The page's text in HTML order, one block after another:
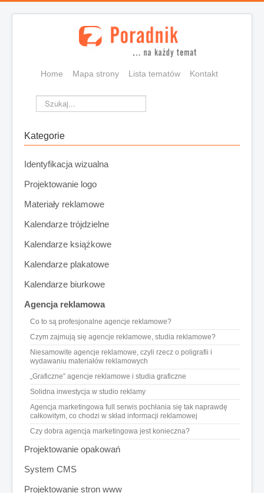
Home Mapa strony Lista tematów Kontakt
Szukaj...
Kategorie
Identyfikacja wizualna
Projektowanie logo
Materiały reklamowe
Kalendarze trójdzielne
Kalendarze książkowe
Kalendarze plakatowe
Kalendarze biurkowe
Agencja reklamowa
Co to są profesjonalne agencje reklamowe?
Czym zajmują się agencje reklamowe, studia reklamowe?
Niesamowite agencje reklamowe, czyli rzecz o poligrafii i
wydawaniu materiałów reklamowych
„Graficzne” agencje reklamowe i studia graficzne
Solidna inwestycja w studio reklamy
Agencja marketingowa full serwis pochłania się tak naprawdę
całkowitym, co chodzi w skład informacji reklamowej
Czy dobra agencja marketingowa jest konieczna?
Projektowanie opakowań
System CMS
Projektowanie stron www